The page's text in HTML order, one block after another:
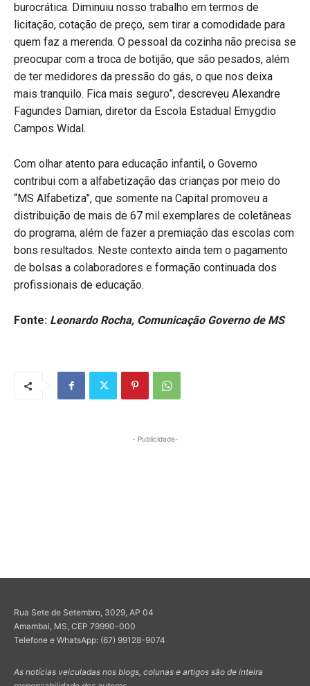
burocrática. Diminuiu nosso trabalho em termos de
licitação, cotação de preço, sem tirar a comodidade para
quem faz a merenda. O pessoal da cozinha não precisa se
preocupar com a troca de botijão, que são pesados, além
de ter medidores da pressão do gás, o que nos deixa
mais tranquilo. Fica mais seguro”, descreveu Alexandre
Fagundes Damian, diretor da Escola Estadual Emygdio
Campos Widal.
Com olhar atento para educação infantil, o Governo
contribui com a alfabetização das crianças por meio do
“MS Alfabetiza”, que somente na Capital promoveu a
distribuição de mais de 67 mil exemplares de coletâneas
do programa, além de fazer a premiação das escolas com
bons resultados. Neste contexto ainda tem o pagamento
de bolsas a colaboradores e formação continuada dos
profissionais de educação.
Fonte: Leonardo Rocha, Comunicação Governo de MS
- Publicidade-
Rua Sete de Setembro, 3029, AP 04
Amambai, MS, CEP 79990-000
Telefone e WhatsApp: (67) 99128-9074
As notícias veiculadas nos blogs, colunas e artigos são de inteira